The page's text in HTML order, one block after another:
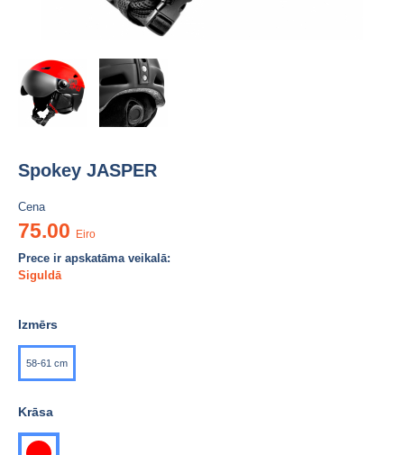
Spokey JASPER
Cena
75.00 Eiro
Prece ir apskatāma veikalā:
Siguldā
Izmērs
58-61 cm
Krāsa
sarkana